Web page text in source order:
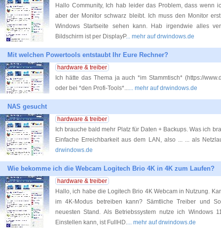
Hallo Community, Ich hab leider das Problem, dass wenn
aber der Monitor schwarz bleibt. Ich muss den Monitor
Windows Startseite sehen kann. Hab irgendwie alles
Bildschirm ist per DisplayP... mehr auf drwindows.de
Mit welchen Powertools entstaubt Ihr Eure Rechner?
hardware & treiber
Ich hätte das Thema ja auch *im Stammtisch* (https://
oder bei *den Profi-Tools*...... mehr auf drwindows.de
NAS gesucht
hardware & treiber
Ich brauche bald mehr Platz für Daten + Backups. Was ich
Einfache Erreichbarkeit aus dem LAN, also ... ... als
drwindows.de
Wie bekomme ich die Webcam Logitech Brio 4K in 4K zum Laufen?
hardware & treiber
Hallo, ich habe die Logitech Brio 4K Webcam in Nutzung.
im 4K-Modus betreiben kann? Sämtliche Treiber und
neuesten Stand. Als Betriebssystem nutze ich Windows
Einstellen kann, ist FullHD.... mehr auf drwindows.de